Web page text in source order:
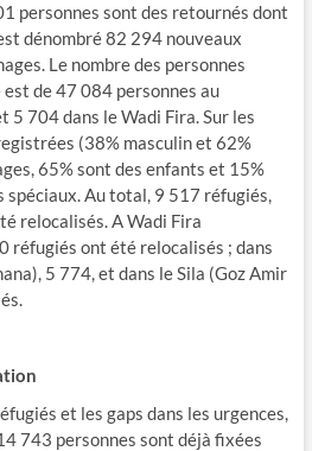
personnes sont des retournés dont
dénombré 82 294 nouveaux
Le nombre des personnes
de 47 084 personnes au
5 704 dans le Wadi Fira. Sur les
(38% masculin et 62%
65% sont des enfants et 15%
spéciaux. Au total, 9 517 réfugiés,
relocalisés. A Wadi Fira
réfugiés ont été relocalisés ; dans
5 774, et dans le Sila (Goz Amir
et les gaps dans les urgences,
743 personnes sont déjà fixées